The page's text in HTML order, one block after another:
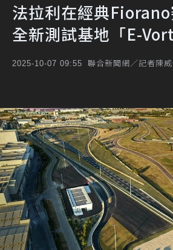
法拉利在經典
全新測試基地「E-
2025-10-07 09:55 聯合新聞網／記者陳